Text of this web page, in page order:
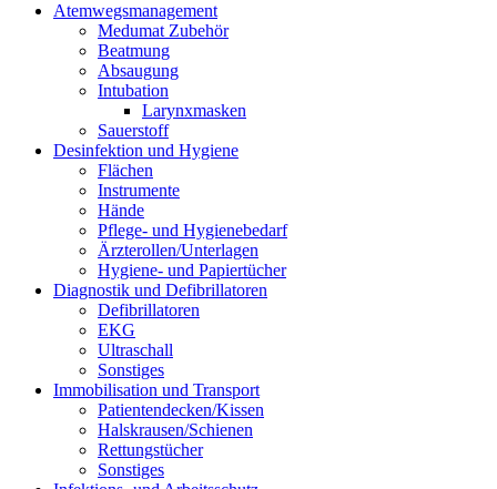
Atemwegsmanagement
Medumat Zubehör
Beatmung
Absaugung
Intubation
Larynxmasken
Sauerstoff
Desinfektion und Hygiene
Flächen
Instrumente
Hände
Pflege- und Hygienebedarf
Ärzterollen/Unterlagen
Hygiene- und Papiertücher
Diagnostik und Defibrillatoren
Defibrillatoren
EKG
Ultraschall
Sonstiges
Immobilisation und Transport
Patientendecken/Kissen
Halskrausen/Schienen
Rettungstücher
Sonstiges